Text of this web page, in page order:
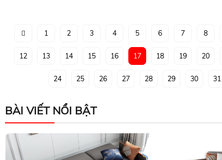
1 2 3 4 5 6 7 8
12 13 14 15 16 17 18 19 20
24 25 26 27 28 29 30 31
BÀI VIẾT NỔI BẬT